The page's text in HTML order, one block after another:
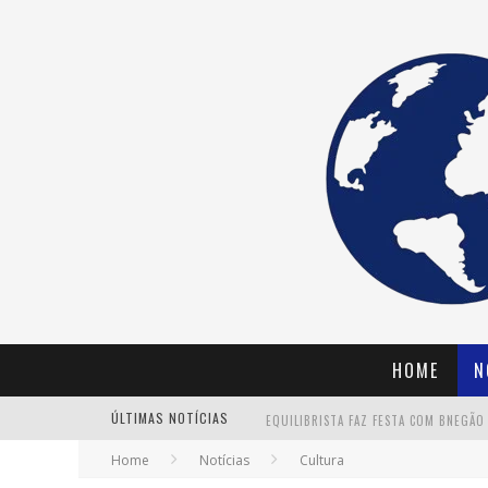
HOME
ÚLTIMAS NOTÍCIAS
Home Notícias Cultura